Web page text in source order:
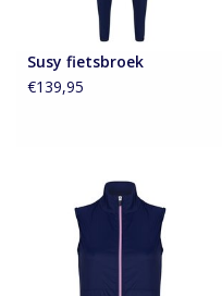
Susy fietsbroek
€139,95